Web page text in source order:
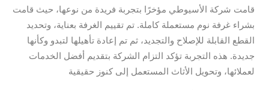
قامت شركة الأسيوطي مؤخرًا بتجربة فريدة من نوعها، حيث قامت
بشراء غرفة نوم مستعملة كاملة. تم تقييم الغرفة بعناية، وتحديد
القطع القابلة للإصلاح والتجديد، ثم تم إعادة تأهيلها لتبدو وكأنها
جديدة. هذه التجربة تؤكد التزام الشركة بتقديم أفضل الخدمات
لعملائها، وتحويل الأثاث المستعمل إلى كنوز حقيقية